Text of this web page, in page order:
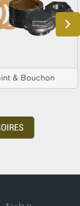
& Bouchon